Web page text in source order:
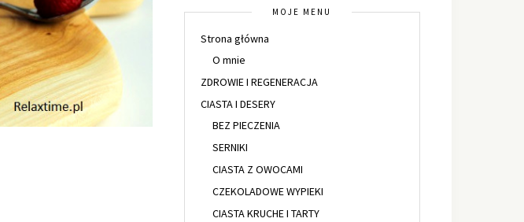
MOJE MENU
Strona główna
O mnie
ZDROWIE I REGENERACJA
CIASTA I DESERY
BEZ PIECZENIA
SERNIKI
CIASTA Z OWOCAMI
CZEKOLADOWE WYPIEKI
CIASTA KRUCHE I TARTY